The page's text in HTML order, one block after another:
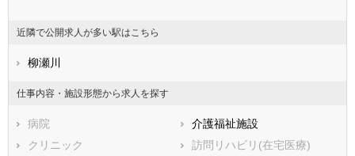
福岡県
佐賀県
熊本県
市部
川越市
飯能市
加須市
本庄市
東松山市
近隣で公開求人が多い駅はこちら
柳瀬川
仕事内容・施設形態から求人を探す
病院
介護福祉施設
クリニック
訪問リハビリ(在宅医療)